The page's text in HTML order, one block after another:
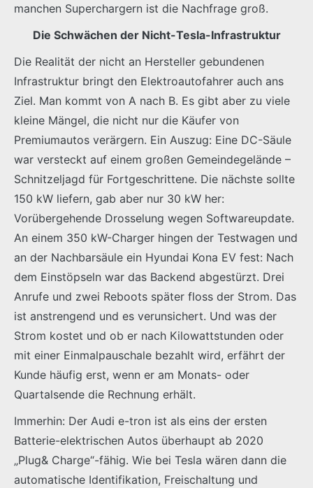
manchen Superchargern ist die Nachfrage groß.
Die Schwächen der Nicht-Tesla-Infrastruktur
Die Realität der nicht an Hersteller gebundenen
Infrastruktur bringt den Elektroautofahrer auch ans
Ziel. Man kommt von A nach B. Es gibt aber zu viele
kleine Mängel, die nicht nur die Käufer von
Premiumautos verärgern. Ein Auszug: Eine DC-Säule
war versteckt auf einem großen Gemeindegelände –
Schnitzeljagd für Fortgeschrittene. Die nächste sollte
150 kW liefern, gab aber nur 30 kW her:
Vorübergehende Drosselung wegen Softwareupdate.
An einem 350 kW-Charger hingen der Testwagen und
an der Nachbarsäule ein Hyundai Kona EV fest: Nach
dem Einstöpseln war das Backend abgestürzt. Drei
Anrufe und zwei Reboots später floss der Strom. Das
ist anstrengend und es verunsichert. Und was der
Strom kostet und ob er nach Kilowattstunden oder
mit einer Einmalpauschale bezahlt wird, erfährt der
Kunde häufig erst, wenn er am Monats- oder
Quartalsende die Rechnung erhält.
Immerhin: Der Audi e-tron ist als eins der ersten
Batterie-elektrischen Autos überhaupt ab 2020
„Plug& Charge“-fähig. Wie bei Tesla wären dann die
automatische Identifikation, Freischaltung und